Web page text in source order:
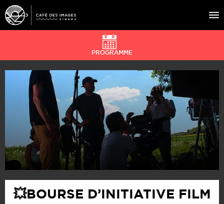
À L’AFFICHE
ÉVÉNEMENTS
CAFÉ DU CINÉ
PRATIQUE
ÉDUCATION AUX IMAGES
PROGRAMME
💥BOURSE D’INITIATIVE FILM